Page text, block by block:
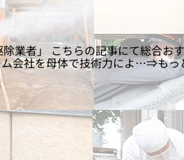
業者」 こちらの記事にて総合お
ム会社を母体で技術力によ…⇒もっ